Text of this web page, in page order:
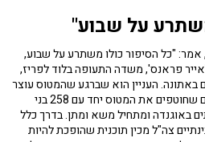
על שבוע"
"כל הסיפור כולו משתרע על שבוע,
פראנס', משדה התעופה בלוד לפריז,
באתונה. העניין הוא שברגע שהמטוס עוצר
באתונה, עולים גם ארבעה מחבלים שחוטפים את המטוס יחד עם 258 בני
באוגנדה ומתחיל משא ומתן. בדרך כלל
צה"ל מכין תוכנית שהופכת להיות